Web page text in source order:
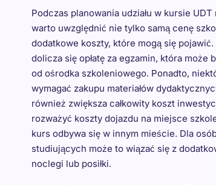
Podczas planowania udziału w kursie UDT
warto uwzględnić nie tylko samą cenę
dodatkowe koszty, które mogą się
dolicza się opłatę za egzamin, która może
od ośrodka szkoleniowego. Ponadto,
wymagać zakupu materiałów
również zwiększa całkowity koszt
rozważyć koszty dojazdu na miejsce
kurs odbywa się w innym mieście. Dla
studiujących może to wiązać się z
noclegi lub posiłki.